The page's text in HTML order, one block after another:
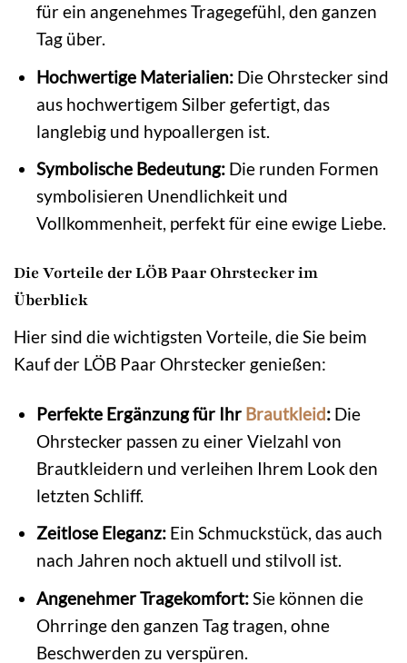
für ein angenehmes Tragegefühl, den ganzen
Tag über.
Hochwertige Materialien:Die Ohrstecker sind
aus hochwertigem Silber gefertigt, das
langlebig und hypoallergen ist.
Symbolische Bedeutung:Die runden Formen
symbolisieren Unendlichkeit und
Vollkommenheit, perfekt für eine ewige Liebe.
Die Vorteile der LÖB Paar Ohrstecker im
Überblick
Hier sind die wichtigsten Vorteile, die Sie beim
Kauf der LÖB Paar Ohrstecker genießen:
Perfekte Ergänzung für Ihr Brautkleid:Die
Ohrstecker passen zu einer Vielzahl von
Brautkleidern und verleihen Ihrem Look den
letzten Schliff.
Zeitlose Eleganz:Ein Schmuckstück, das auch
nach Jahren noch aktuell und stilvoll ist.
Angenehmer Tragekomfort:Sie können die
Ohrringe den ganzen Tag tragen, ohne
Beschwerden zu verspüren.